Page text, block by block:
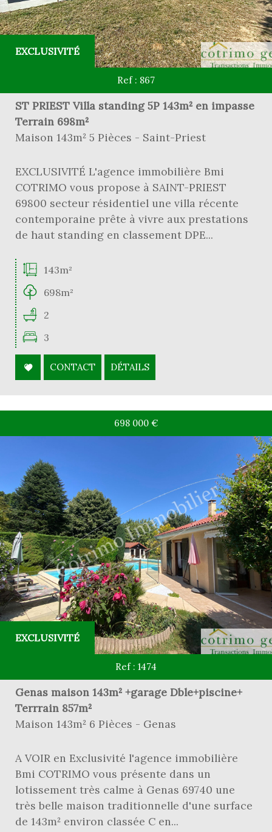
EXCLUSIVITÉ
Ref : 867
ST PRIEST Villa standing 5P 143m² en impasse
Terrain 698m²
Maison 143m² 5 Pièces - Saint-Priest
EXCLUSIVITÉ L'agence immobilière Bmi
COTRIMO vous propose à SAINT-PRIEST
69800 secteur résidentiel une villa récente
contemporaine prête à vivre aux prestations
de haut standing en classement DPE...
143m²
698m²
2
3
CONTACT DÉTAILS
EXCLUSIVITÉ
698 000 €
Ref : 1474
Genas maison 143m² +garage Dble+piscine+
Terrrain 857m²
Maison 143m² 6 Pièces - Genas
A VOIR en Exclusivité l'agence immobilière
Bmi COTRIMO vous présente dans un
lotissement très calme à Genas 69740 une
très belle maison traditionnelle d'une surface
de 143m² environ classée C en...